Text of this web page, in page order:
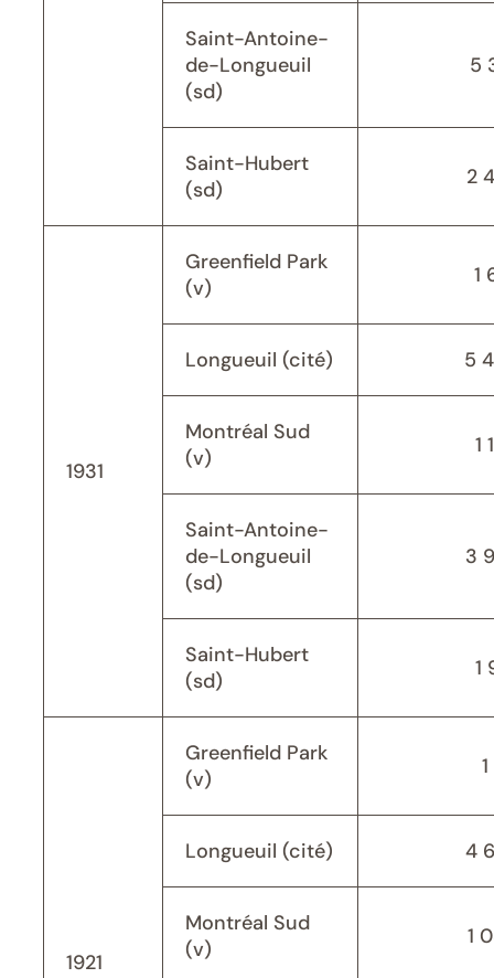
Saint-Antoine-
de-Longueuil
(sd)
5
Saint-Hubert
(sd)
2
1931
Greenfield Park
(v)
1
Longueuil (cité) 5
Montréal Sud
(v)
1
Saint-Antoine-
de-Longueuil
(sd)
3
Saint-Hubert
(sd)
1
1921
Greenfield Park
(v)
Longueuil (cité) 4
Montréal Sud
(v)
1